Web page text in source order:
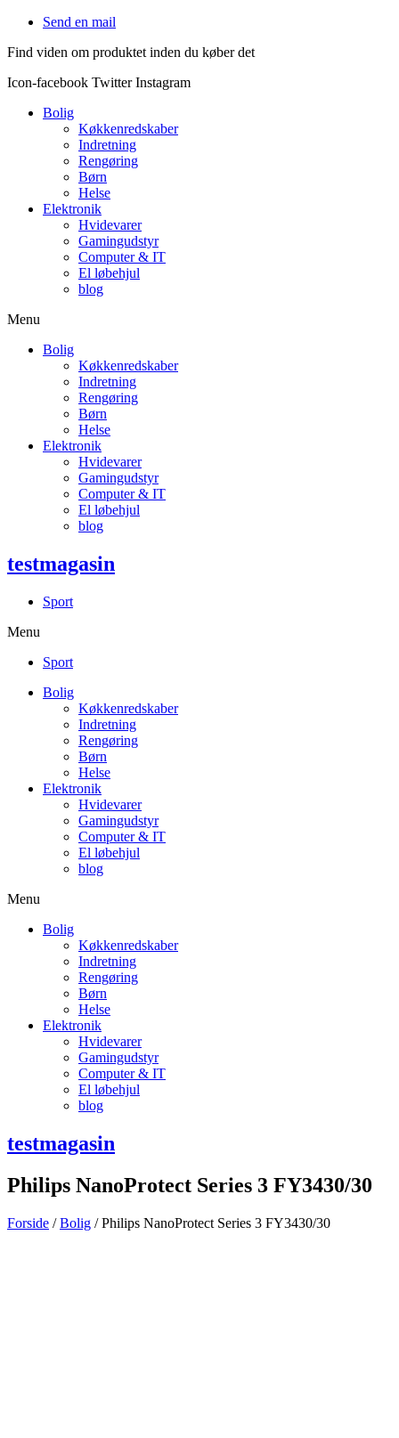
Videre
indhold
Send en mail
Find viden om produktet inden du køber det
Icon-facebook Twitter Instagram
Bolig
Køkkenredskaber
Indretning
Rengøring
Børn
Helse
Elektronik
Hvidevarer
Gamingudstyr
Computer & IT
El løbehjul
blog
Menu
Bolig
Køkkenredskaber
Indretning
Rengøring
Børn
Helse
Elektronik
Hvidevarer
Gamingudstyr
Computer & IT
El løbehjul
blog
testmagasin
Sport
Menu
Sport
Bolig
Køkkenredskaber
Indretning
Rengøring
Børn
Helse
Elektronik
Hvidevarer
Gamingudstyr
Computer & IT
El løbehjul
blog
Menu
Bolig
Køkkenredskaber
Indretning
Rengøring
Børn
Helse
Elektronik
Hvidevarer
Gamingudstyr
Computer & IT
El løbehjul
blog
testmagasin
Philips NanoProtect Series 3 FY3430/30
Forside /Bolig / Philips NanoProtect Series 3 FY3430/30